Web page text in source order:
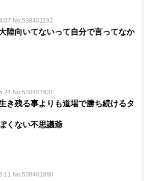
No.538401192
陸向いてないって自分で言ってなか
No.538401631
き残る事よりも道場で勝ち続けるタ
くない不思議爺
No.538401890